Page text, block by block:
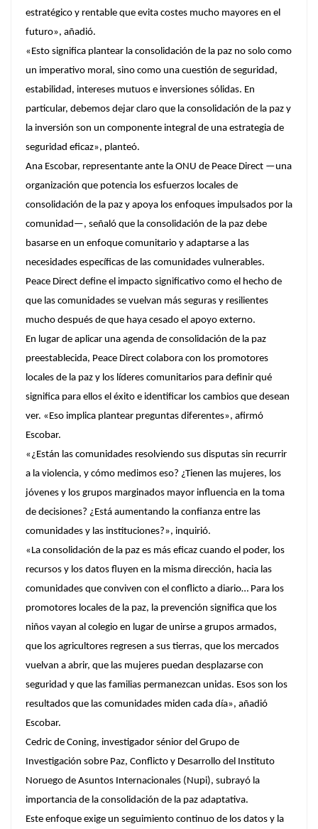
estratégico y rentable que evita costes mucho mayores en el
futuro», añadió.
«Esto significa plantear la consolidación de la paz no solo como
un imperativo moral, sino como una cuestión de seguridad,
estabilidad, intereses mutuos e inversiones sólidas. En
particular, debemos dejar claro que la consolidación de la paz y
la inversión son un componente integral de una estrategia de
seguridad eficaz», planteó.
Ana Escobar, representante ante la ONU de Peace Direct —una
organización que potencia los esfuerzos locales de
consolidación de la paz y apoya los enfoques impulsados por la
comunidad—, señaló que la consolidación de la paz debe
basarse en un enfoque comunitario y adaptarse a las
necesidades específicas de las comunidades vulnerables.
Peace Direct define el impacto significativo como el hecho de
que las comunidades se vuelvan más seguras y resilientes
mucho después de que haya cesado el apoyo externo.
En lugar de aplicar una agenda de consolidación de la paz
preestablecida, Peace Direct colabora con los promotores
locales de la paz y los líderes comunitarios para definir qué
significa para ellos el éxito e identificar los cambios que desean
ver. «Eso implica plantear preguntas diferentes», afirmó
Escobar.
«¿Están las comunidades resolviendo sus disputas sin recurrir
a la violencia, y cómo medimos eso? ¿Tienen las mujeres, los
jóvenes y los grupos marginados mayor influencia en la toma
de decisiones? ¿Está aumentando la confianza entre las
comunidades y las instituciones?», inquirió.
«La consolidación de la paz es más eficaz cuando el poder, los
recursos y los datos fluyen en la misma dirección, hacia las
comunidades que conviven con el conflicto a diario… Para los
promotores locales de la paz, la prevención significa que los
niños vayan al colegio en lugar de unirse a grupos armados,
que los agricultores regresen a sus tierras, que los mercados
vuelvan a abrir, que las mujeres puedan desplazarse con
seguridad y que las familias permanezcan unidas. Esos son los
resultados que las comunidades miden cada día», añadió
Escobar.
Cedric de Coning, investigador sénior del Grupo de
Investigación sobre Paz, Conflicto y Desarrollo del Instituto
Noruego de Asuntos Internacionales (Nupi), subrayó la
importancia de la consolidación de la paz adaptativa.
Este enfoque exige un seguimiento continuo de los datos y la